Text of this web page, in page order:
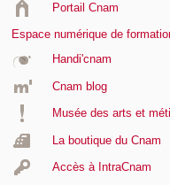
Portail Cnam
Espace numérique de
Handi'cnam
Cnam blog
Musée des arts et
La boutique du Cnam
Accès à IntraCnam